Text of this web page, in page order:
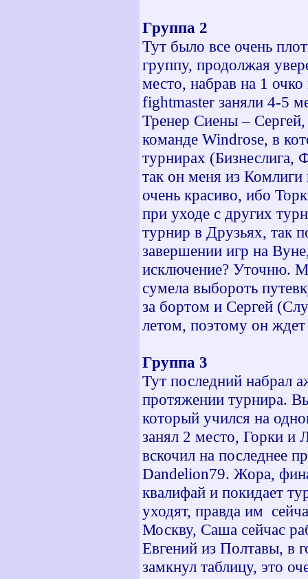
Группа 2
Тут было все очень
группу, продолжая
место, набрав на 1
fightmaster заняли 4-5
Тренер Сиены –
команде Windrose, в
турнирах (Бизнеслига,
так он меня из
очень красиво, ибо
при уходе с других
турнир в Друзьях, так
завершении игр на
исключение? Уточню.
сумела выбороть
за бортом и Сергей
летом, поэтому он ждет
Группа 3
Тут последний набрал
протяжении турнира.
который учился на
занял 2 место, Горки и
вскочил на последнее
Dandelion79. Жора,
квалифай и покидает
уходят, правда им
Москву, Саша сейчас
Евгений из Полтавы, в
замкнул таблицу, это